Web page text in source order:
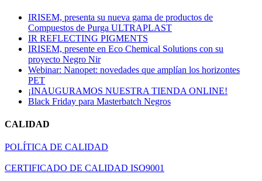
IRISEM, presenta su nueva gama de productos de
Compuestos de Purga ULTRAPLAST
IR REFLECTING PIGMENTS
IRISEM, presente en Eco Chemical Solutions con su
proyecto Negro Nir
Webinar: Nanopet: novedades que amplían los horizontes
PET
¡INAUGURAMOS NUESTRA TIENDA ONLINE!
Black Friday para Masterbatch Negros
CALIDAD
POLÍTICA DE CALIDAD
CERTIFICADO DE CALIDAD ISO9001